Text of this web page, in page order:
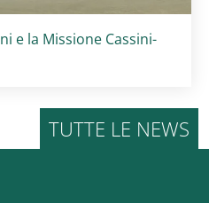
e la Missione Cassini-
TUTTE LE NEWS